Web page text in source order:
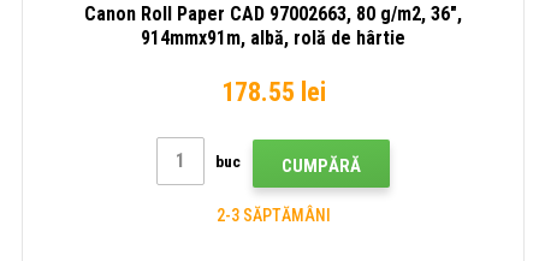
Canon Roll Paper CAD 97002663, 80 g/m2, 36",
914mmx91m, albă, rolă de hârtie
178.55 lei
buc CUMPĂRĂ
2-3 SĂPTĂMÂNI